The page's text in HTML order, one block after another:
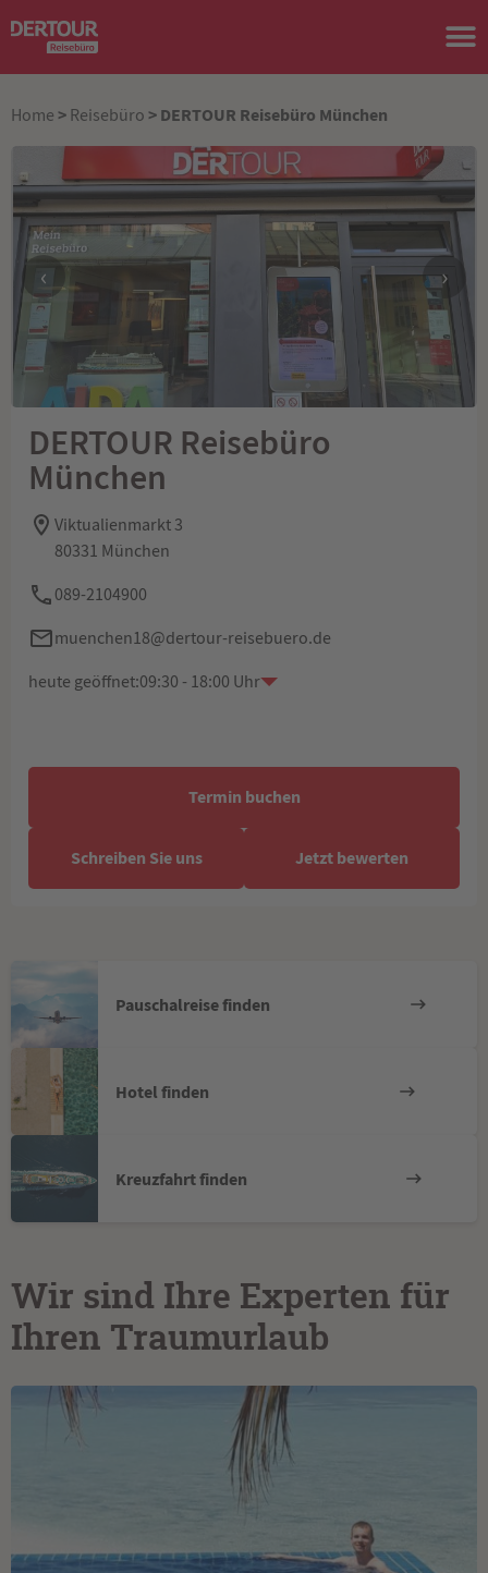
Home > Reisebüro > DERTOUR Reisebüro München
‹ ›
DERTOUR Reisebüro
München
Viktualienmarkt 3
80331 München
089-2104900
muenchen18@dertour-reisebuero.de
heute geöffnet:09:30 - 18:00 Uhr
Termin buchen
Schreiben Sie uns Jetzt bewerten
Pauschalreise finden
Hotel finden
Kreuzfahrt finden
Wir sind Ihre Experten für
Ihren Traumurlaub